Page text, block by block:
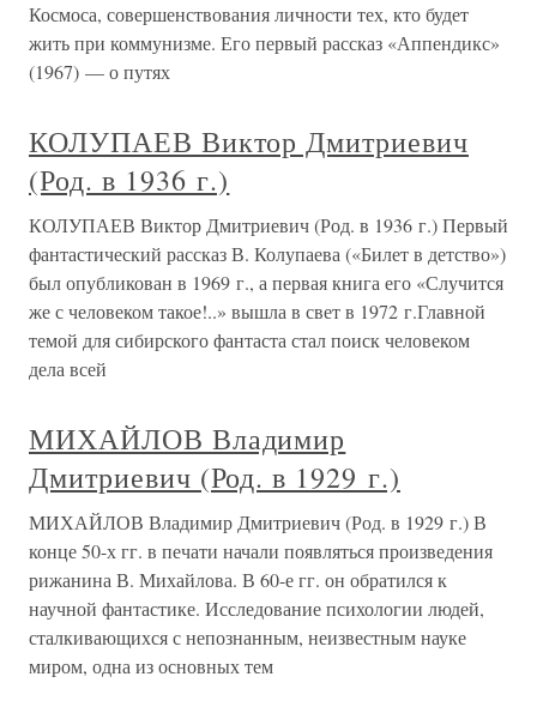
Космоса, совершенствования личности тех, кто будет
жить при коммунизме. Его первый рассказ «Аппендикс»
(1967) — о путях
КОЛУПАЕВ Виктор Дмитриевич
(Род. в 1936 г.)
КОЛУПАЕВ Виктор Дмитриевич (Род. в 1936 г.) Первый
фантастический рассказ В. Колупаева («Билет в детство»)
был опубликован в 1969 г., а первая книга его «Случится
же с человеком такое!..» вышла в свет в 1972 г.Главной
темой для сибирского фантаста стал поиск человеком
дела всей
МИХАЙЛОВ Владимир
Дмитриевич (Род. в 1929 г.)
МИХАЙЛОВ Владимир Дмитриевич (Род. в 1929 г.) В
конце 50-х гг. в печати начали появляться произведения
рижанина В. Михайлова. В 60-е гг. он обратился к
научной фантастике. Исследование психологии людей,
сталкивающихся с непознанным, неизвестным науке
миром, одна из основных тем